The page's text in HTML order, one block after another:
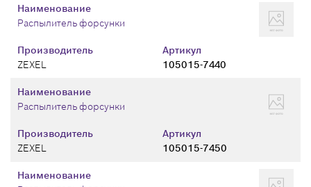
Производитель
ZEXEL
Артикул
105015-7440
Наименование
Распылитель форсунки
Производитель
ZEXEL
Артикул
105015-7450
Наименование
Распылитель форсунки
Наименование